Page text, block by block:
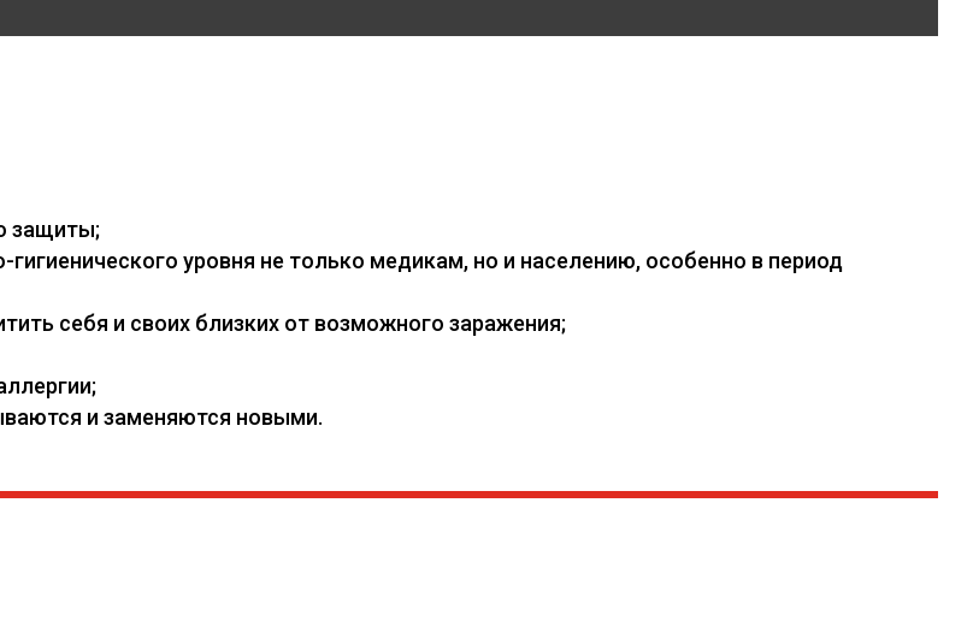
защиты;
уровня не только медикам, но и населению, особенно в период
себя и своих близких от возможного заражения;
и заменяются новыми.